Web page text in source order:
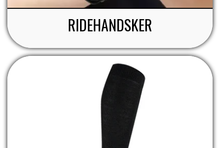
RIDEHANDSKER